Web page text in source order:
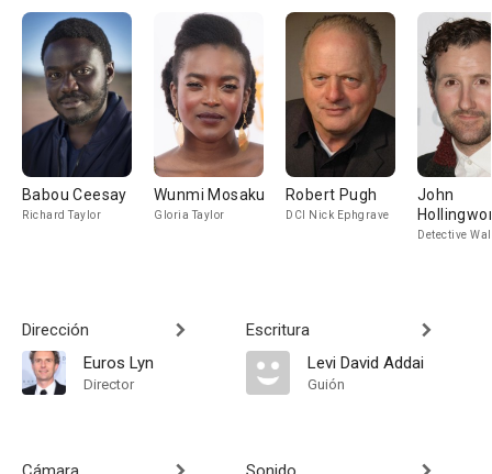
Babou Ceesay
Richard Taylor
Wunmi Mosaku
Gloria Taylor
Robert Pugh
DCI Nick Ephgrave
John
Detective
Dirección
Euros Lyn
Director
Escritura
Levi David Addai
Guión